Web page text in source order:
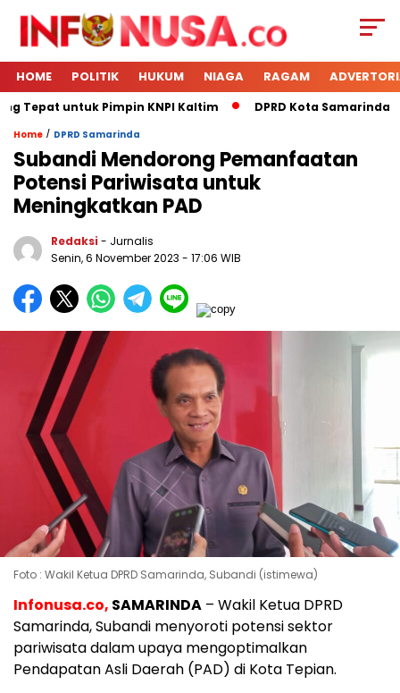
HOME POLITIK HUKUM NIAGA RAGAM
Tepat untuk Pimpin KNPI Kaltim DPRD Kota Samarinda
Home / DPRD Samarinda
Subandi Mendorong Pemanfaatan
Potensi Pariwisata untuk
Meningkatkan PAD
Redaksi - Jurnalis
Senin, 6 November 2023 - 17:06 WIB
Foto : Wakil Ketua DPRD Samarinda, Subandi (istimewa)
Infonusa.co, SAMARINDA – Wakil Ketua DPRD
Samarinda, Subandi menyoroti potensi sektor
pariwisata dalam upaya mengoptimalkan
Pendapatan Asli Daerah (PAD) di Kota Tepian.